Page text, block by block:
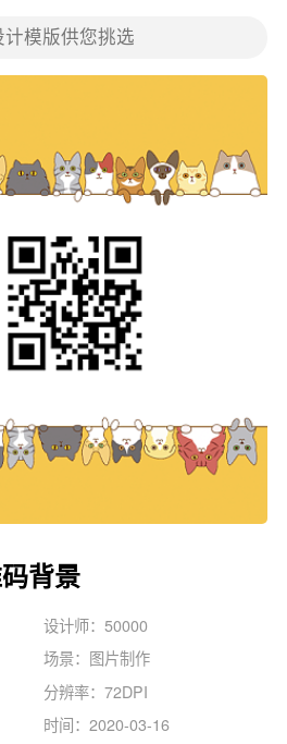
背景
设计师：50000
场景：图片制作
分辨率：72DPI
时间：2020-03-16